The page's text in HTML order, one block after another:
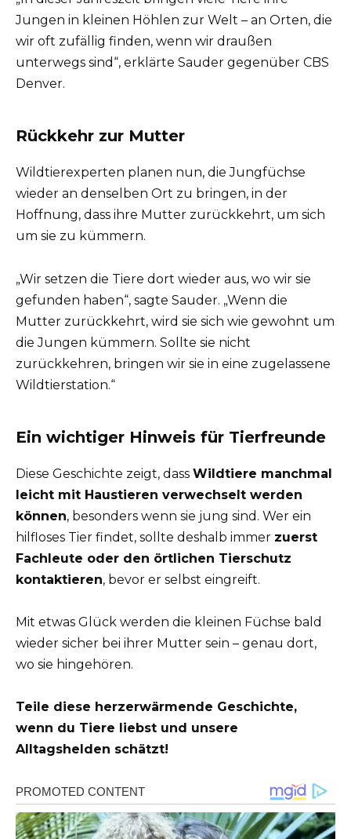
Jungen in kleinen Höhlen zur Welt – an Orten, die
wir oft zufällig finden, wenn wir draußen
unterwegs sind“, erklärte Sauder gegenüber CBS
Denver.
Rückkehr zur Mutter
Wildtierexperten planen nun, die Jungfüchse
wieder an denselben Ort zu bringen, in der
Hoffnung, dass ihre Mutter zurückkehrt, um sich
um sie zu kümmern.
„Wir setzen die Tiere dort wieder aus, wo wir sie
gefunden haben“, sagte Sauder. „Wenn die
Mutter zurückkehrt, wird sie sich wie gewohnt um
die Jungen kümmern. Sollte sie nicht
zurückkehren, bringen wir sie in eine zugelassene
Wildtierstation.“
Ein wichtiger Hinweis für Tierfreunde
Diese Geschichte zeigt, dass Wildtiere manchmal
leicht mit Haustieren verwechselt werden
können, besonders wenn sie jung sind. Wer ein
hilfloses Tier findet, sollte deshalb immer zuerst
Fachleute oder den örtlichen Tierschutz
kontaktieren, bevor er selbst eingreift.
Mit etwas Glück werden die kleinen Füchse bald
wieder sicher bei ihrer Mutter sein – genau dort,
wo sie hingehören.
Teile diese herzerwärmende Geschichte,
wenn du Tiere liebst und unsere
Alltagshelden schätzt!